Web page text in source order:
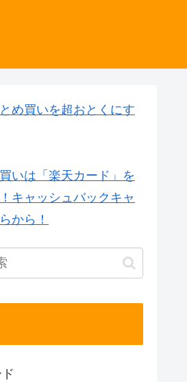
め買いを超おとくにす
いは「楽天カード」を
キャッシュバックキャ
から！